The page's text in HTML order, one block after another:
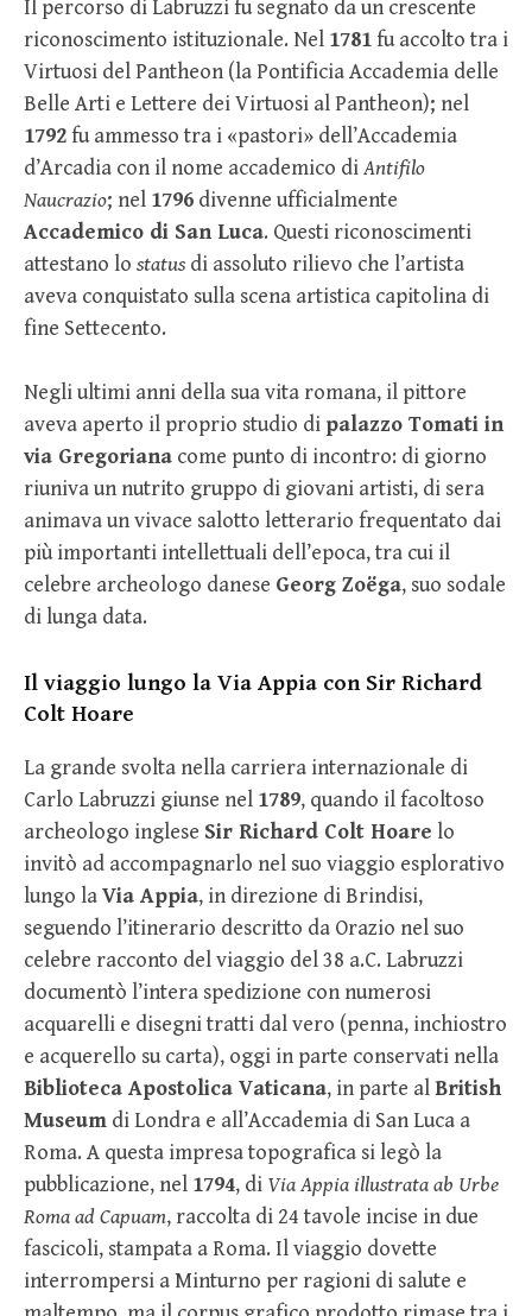
Il percorso di Labruzzi fu segnato da un crescente
riconoscimento istituzionale. Nel 1781fu accolto tra i
Virtuosi del Pantheon (la Pontificia Accademia delle
Belle Arti e Lettere dei Virtuosi al Pantheon); nel
1792fu ammesso tra i «pastori» dell’Accademia
d’Arcadia con il nome accademico diAntifilo
Naucrazio; nel 1796 divenne ufficialmente
Accademico di San Luca. Questi riconoscimenti
attestano lo status di assoluto rilievo che l’artista
aveva conquistato sulla scena artistica capitolina di
fine Settecento.
Negli ultimi anni della sua vita romana, il pittore
aveva aperto il proprio studio di palazzo Tomati in
via Gregoriana come punto di incontro: di giorno
riuniva un nutrito gruppo di giovani artisti, di sera
animava un vivace salotto letterario frequentato dai
più importanti intellettuali dell’epoca, tra cui il
celebre archeologo danese Georg Zoëga, suo sodale
di lunga data.
Il viaggio lungo la Via Appia con Sir Richard
Colt Hoare
La grande svolta nella carriera internazionale di
Carlo Labruzzi giunse nel 1789, quando il facoltoso
archeologo inglese Sir Richard Colt Hoare lo
invitò ad accompagnarlo nel suo viaggio esplorativo
lungo laVia Appia, in direzione di Brindisi,
seguendo l’itinerario descritto da Orazio nel suo
celebre racconto del viaggio del 38 a.C. Labruzzi
documentò l’intera spedizione con numerosi
acquarelli e disegni tratti dal vero (penna, inchiostro
e acquerello su carta), oggi in parte conservati nella
Biblioteca Apostolica Vaticana, in parte alBritish
Museum di Londra e all’Accademia di San Luca a
Roma. A questa impresa topografica si legò la
pubblicazione, nel 1794, di Via Appia illustrata ab Urbe
Roma ad Capuam, raccolta di 24 tavole incise in due
fascicoli, stampata a Roma. Il viaggio dovette
interrompersi a Minturno per ragioni di salute e